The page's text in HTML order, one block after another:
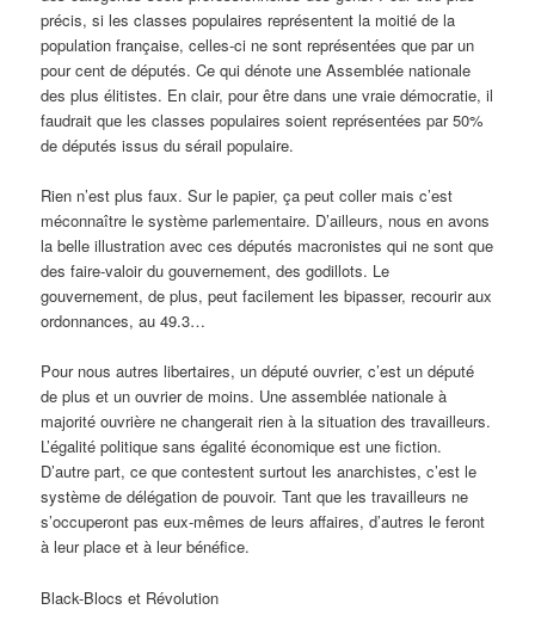
précis, si les classes populaires représentent la moitié de la
population française, celles-ci ne sont représentées que par un
pour cent de députés. Ce qui dénote une Assemblée nationale
des plus élitistes. En clair, pour être dans une vraie démocratie, il
faudrait que les classes populaires soient représentées par 50%
de députés issus du sérail populaire.
Rien n’est plus faux. Sur le papier, ça peut coller mais c’est
méconnaître le système parlementaire. D’ailleurs, nous en avons
la belle illustration avec ces députés macronistes qui ne sont que
des faire-valoir du gouvernement, des godillots. Le
gouvernement, de plus, peut facilement les bipasser, recourir aux
ordonnances, au 49.3…
Pour nous autres libertaires, un député ouvrier, c’est un député
de plus et un ouvrier de moins. Une assemblée nationale à
majorité ouvrière ne changerait rien à la situation des travailleurs.
L’égalité politique sans égalité économique est une fiction.
D’autre part, ce que contestent surtout les anarchistes, c’est le
système de délégation de pouvoir. Tant que les travailleurs ne
s’occuperont pas eux-mêmes de leurs affaires, d’autres le feront
à leur place et à leur bénéfice.
Black-Blocs et Révolution